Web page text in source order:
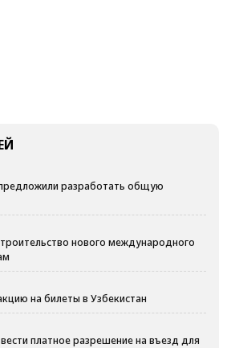
разработать общую
нового международного
на билеты в Узбекистан
платное разрешение на въезд для